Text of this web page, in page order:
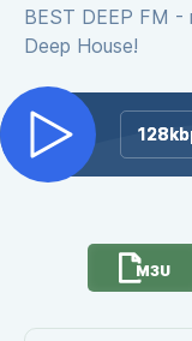
BEST DEEP FM
Deep House!
M3U